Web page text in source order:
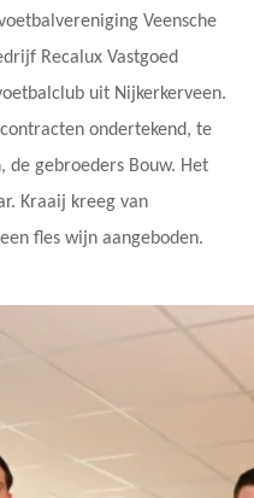
Veensche
Recalux Vastgoed
uit Nijkerkerveen.
ondertekend, te
de gebroeders Bouw. Het
Kraaij kreeg van
fles wijn aangeboden.